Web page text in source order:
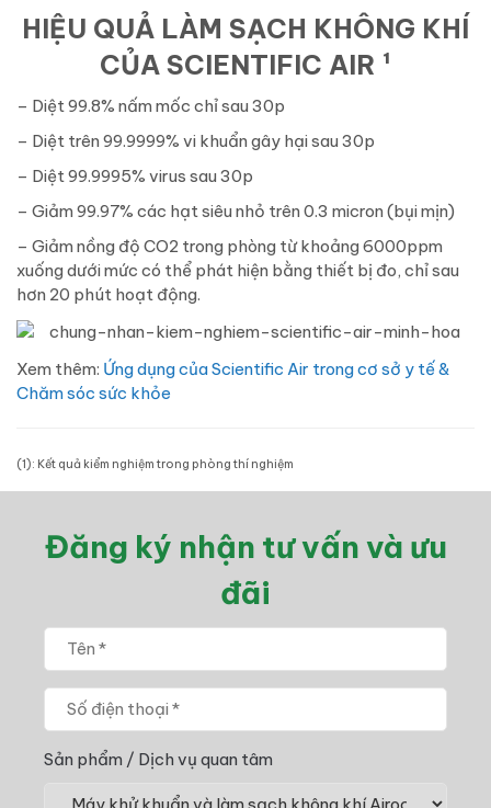
HIỆU QUẢ LÀM SẠCH KHÔNG KHÍ
CỦA SCIENTIFIC AIR ¹
– Diệt99.8% nấm mốc chỉ sau 30p
– Diệt trên 99.9999% vi khuẩn gây hại sau 30p
– Diệt 99.9995% virus sau 30p
– Giảm 99.97% các hạt siêu nhỏ trên 0.3 micron (bụi mịn)
– Giảm nồng độ CO2 trong phòng từ khoảng 6000ppm
xuống dưới mức có thể phát hiện bằng thiết bị đo, chỉ sau
hơn 20 phút hoạt động.
Xem thêm: Ứng dụng của Scientific Air trong cơ sở y tế &
Chăm sóc sức khỏe
(1): Kết quả kiểm nghiệm trong phòng thí nghiệm
Đăng ký nhận tư vấn và ưu
đãi
Sản phẩm / Dịch vụ quan tâm